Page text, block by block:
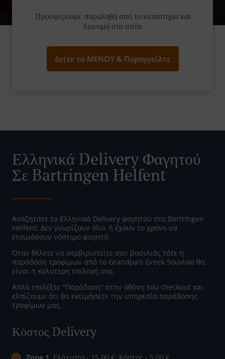
Προσφέρουμε παραλαβή από το κατάστημα και
διανομή στο σπίτι
Δείτε το ΜΕΝΟΥ & Παραγγείλτε
Ελληνικά Delivery Φαγητού
Σε Bartringen Helfent
Αναζητάτε το Ελληνικά Delivery φαγητού στο Bartringen
Helfent; Δεν γνωρίζουν όλοι ή έχουν το χρόνο να
ετοιμάσουν νόστιμο φαγητό.
Όταν θέλετε να σερβιριστείτε σαν βασιλιάς τότε η
παράδοση τροφίμων από το Grandpa's Greek Souvlaki θα
είναι η καλύτερη επιλογή σας.
Απλά επιλέξτε "Παράδοση" στην οθόνη του checkout και
ελπίζουμε ότι θα εκτιμήσετε την υπηρεσία παράδοσης
τροφίμων μας.
Κόστος Delivery